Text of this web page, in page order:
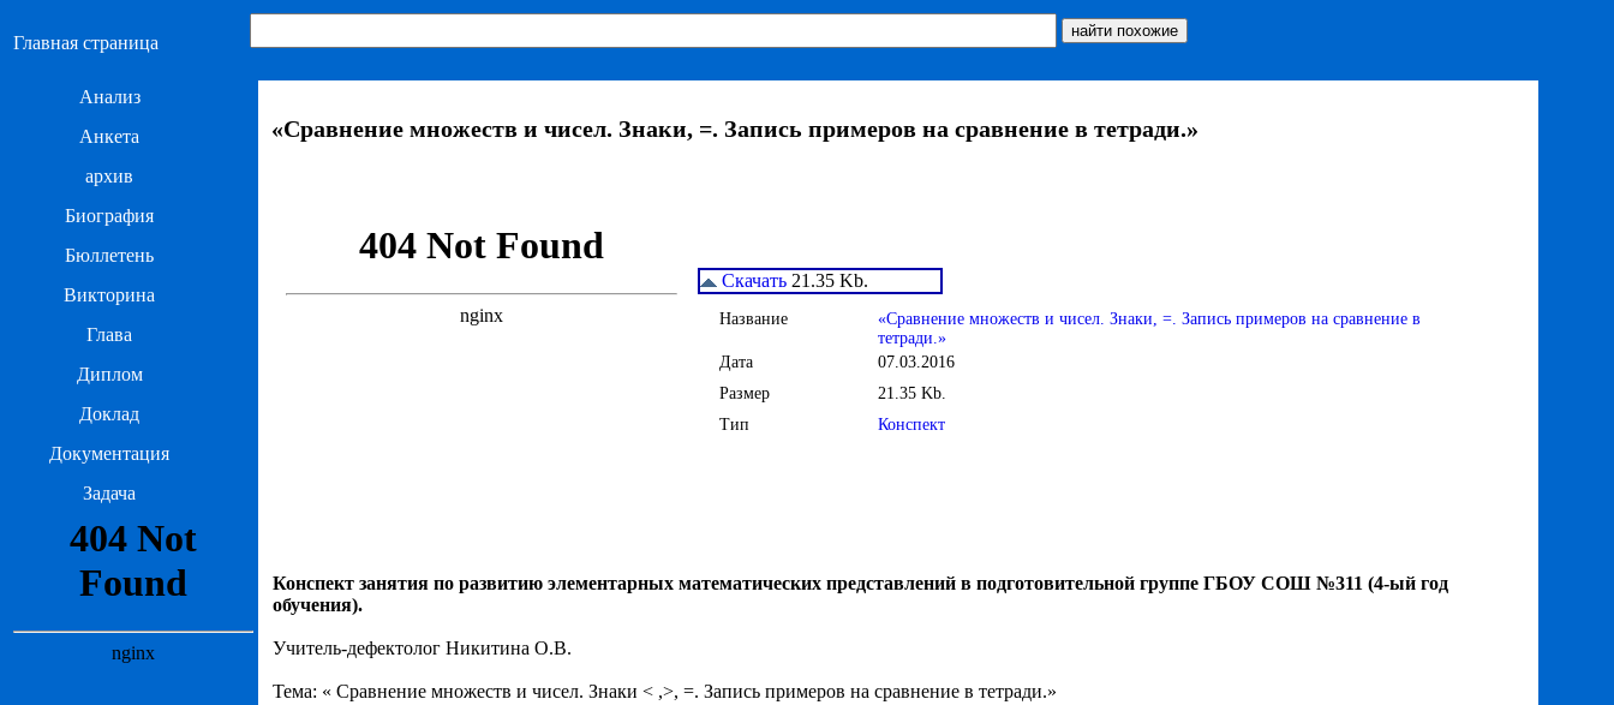
Главная страница
Анализ
Анкета
архив
Биография
Бюллетень
Викторина
Глава
Диплом
Доклад
Документация
Задача
«Сравнение множеств и чисел. Знаки, =. Запись примеров на сравнение в тетради.»
Скачать 21.35 Kb.
Название
«Сравнение множеств и чисел. Знаки, =. Запись примеров на сравнение в
тетради.»
Дата
07.03.2016
Размер
21.35 Kb.
Тип
Конспект
Конспект занятия по развитию элементарных математических представлений в подготовительной группе ГБОУ СОШ №311 (4-ый год
обучения).
Учитель-дефектолог Никитина О.В.
Тема: « Сравнение множеств и чисел. Знаки < ,>, =. Запись примеров на сравнение в тетради.»